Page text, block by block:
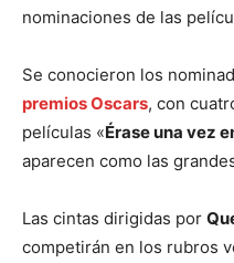
nominaciones de las
Se conocieron los
premios Oscars, con
películas «Érase una vez
aparecen como las
Las cintas dirigidas por
competirán en los rubros